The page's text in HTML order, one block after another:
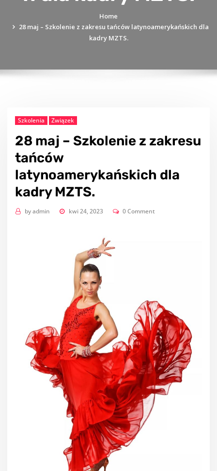
Home
28 maj – Szkolenie z zakresu tańców latynoamerykańskich dla
kadry MZTS.
Szkolenia Związek
28 maj – Szkolenie z zakresu
tańców
latynoamerykańskich dla
kadry MZTS.
byadmin kwi 24, 2023 0 Comment